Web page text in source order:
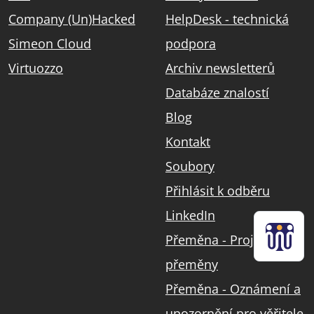
Company (Un)Hacked
Simeon Cloud
Virtuozzo
HelpDesk - technická
podpora
Archiv newsletterů
Databáze znalostí
Blog
Kontakt
Soubory
Přihlásit k odběru
LinkedIn
Přeměna - Projekt
přeměny
Přeměna - Oznámení a